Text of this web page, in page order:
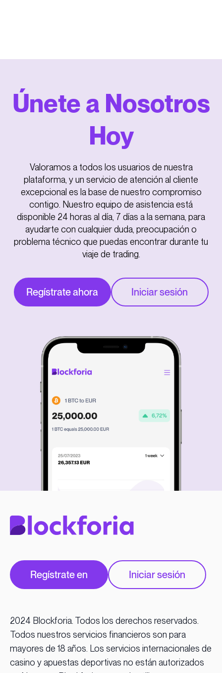
Únete a Nosotros
Hoy
Valoramos a todos los usuarios de nuestra
plataforma, y un servicio de atención al cliente
excepcional es la base de nuestro compromiso
contigo. Nuestro equipo de asistencia está
disponible 24 horas al día, 7 días a la semana, para
ayudarte con cualquier duda, preocupación o
problema técnico que puedas encontrar durante tu
viaje de trading.
Regístrate ahora Iniciar sesión
Regístrate en Iniciar sesión
2024 Blockforia. Todos los derechos reservados.
Todos nuestros servicios financieros son para
mayores de 18 años. Los servicios internacionales de
casino y apuestas deportivas no están autorizados